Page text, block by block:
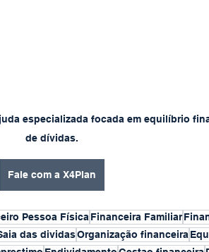
especializada focada em equilíbrio
de dívidas.
Fale com a X4Plan
Pessoa Física Financeira Familiar
das dividasOrganização financeira